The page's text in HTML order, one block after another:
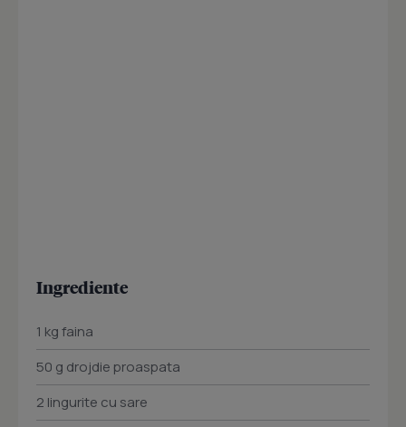
Ingrediente
1 kg faina
50 g drojdie proaspata
2 lingurite cu sare